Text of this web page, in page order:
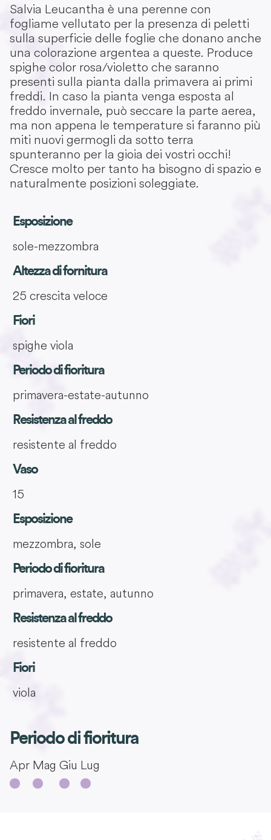
Salvia Leucantha è una perenne con
fogliame vellutato per la presenza di peletti
sulla superficie delle foglie che donano anche
una colorazione argentea a queste. Produce
spighe color rosa/violetto che saranno
presenti sulla pianta dalla primavera ai primi
freddi. In caso la pianta venga esposta al
freddo invernale, può seccare la parte aerea,
ma non appena le temperature si faranno più
miti nuovi germogli da sotto terra
spunteranno per la gioia dei vostri occhi!
Cresce molto per tanto ha bisogno di spazio e
naturalmente posizioni soleggiate.
Esposizione
sole-mezzombra
Altezza di fornitura
25 crescita veloce
Fiori
spighe viola
Periodo di fioritura
primavera-estate-autunno
Resistenza al freddo
resistente al freddo
Vaso
15
Esposizione
mezzombra, sole
Periodo di fioritura
primavera, estate, autunno
Resistenza al freddo
resistente al freddo
Fiori
viola
Periodo di fioritura
Apr Mag Giu Lug